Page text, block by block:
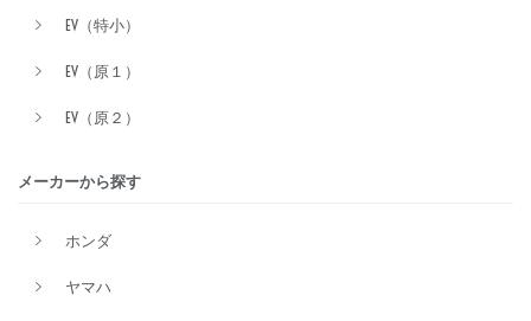
EV（特小）
EV（原１）
EV（原２）
メーカーから探す
ホンダ
ヤマハ